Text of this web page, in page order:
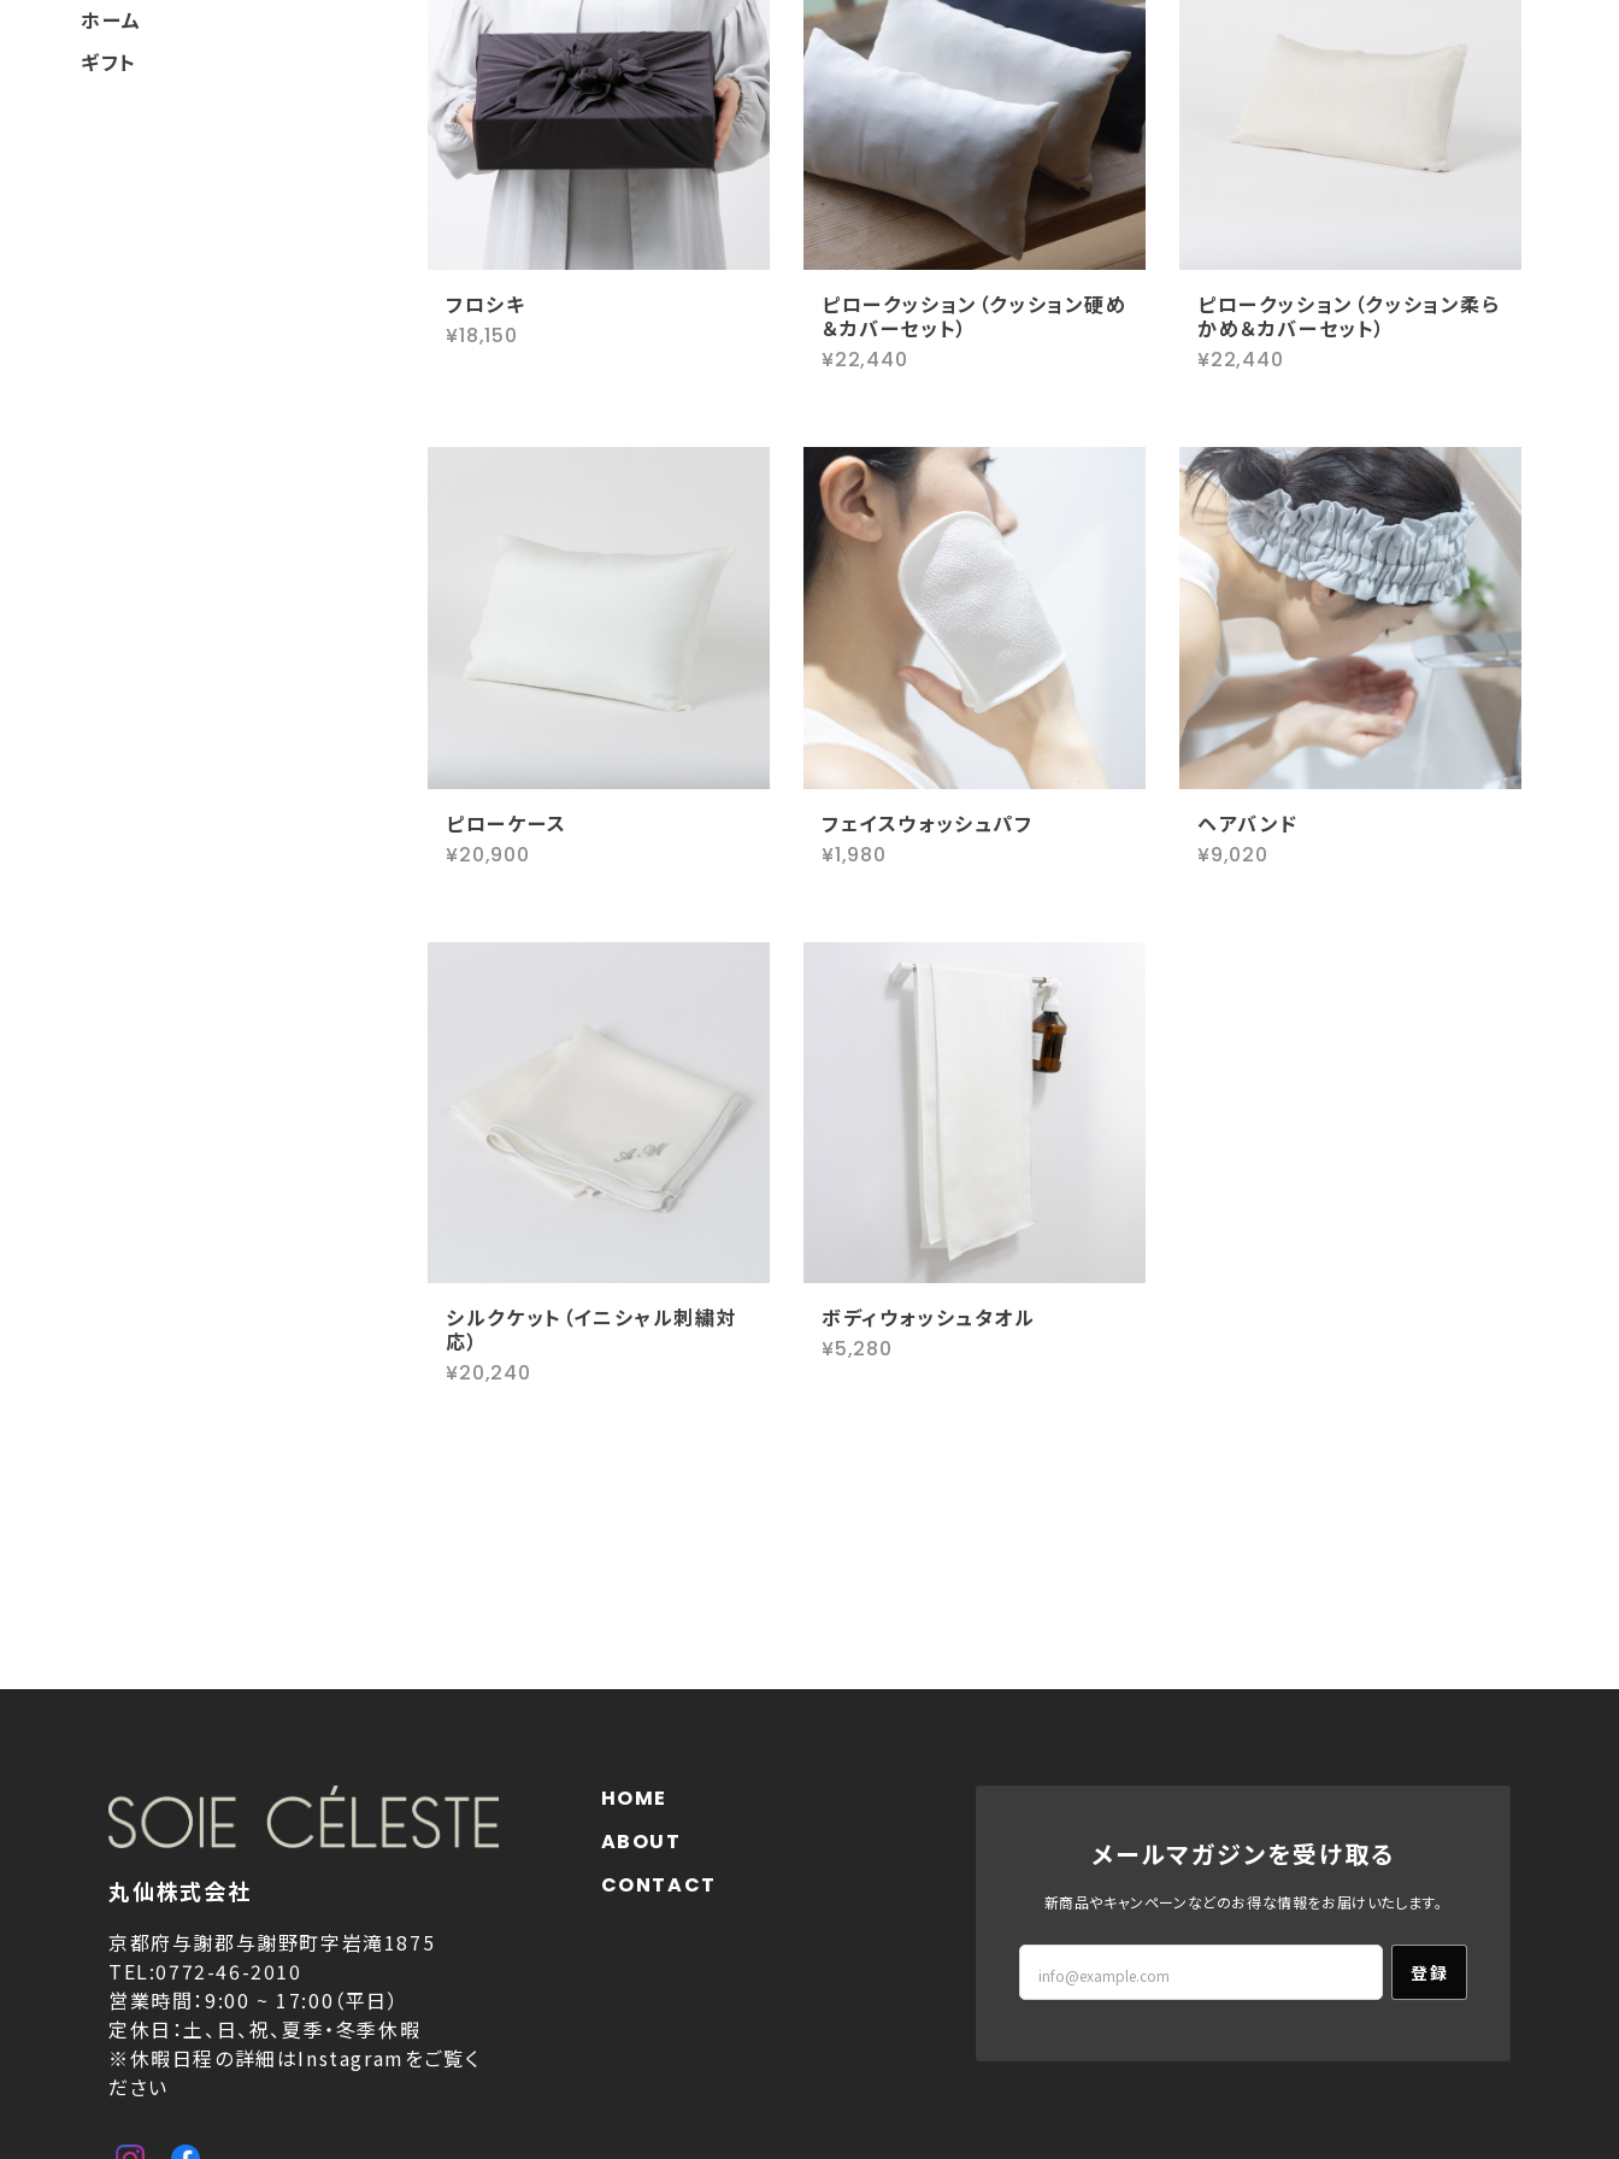
フロシキ
¥18,150
ピロークッション（クッション硬め
＆カバーセット）
¥22,440
ピロークッション（クッション柔ら
かめ＆カバーセット）
¥22,440
ピローケース
¥20,900
フェイスウォッシュパフ
¥1,980
ヘアバンド
¥9,020
シルクケット（イニシャル刺繍対
応）
¥20,240
ボディウォッシュタオル
¥5,280
ホーム
ギフト
メールマガジンを受け取る
新商品やキャンペーンなどのお得な情報をお届けいたします。
登録
丸仙株式会社
京都府与謝郡与謝野町字岩滝1875
TEL:0772-46-2010
営業時間：9:00 ~ 17:00（平日）
定休日：土、日、祝、夏季・冬季休暇
※休暇日程の詳細はInstagramをご覧く
ださい
HOME
ABOUT
CONTACT